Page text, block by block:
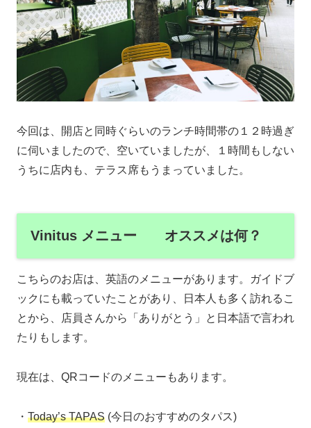
今回は、開店と同時ぐらいのランチ時間帯の１２時過ぎ
に伺いましたので、空いていましたが、１時間もしない
うちに店内も、テラス席もうまっていました。
Vinitus メニュー オススメは何？
こちらのお店は、英語のメニューがあります。ガイドブ
ックにも載っていたことがあり、日本人も多く訪れるこ
とから、店員さんから「ありがとう」と日本語で言われ
たりもします。
現在は、QRコードのメニューもあります。
・ Today’s TAPAS (今日のおすすめのタパス)